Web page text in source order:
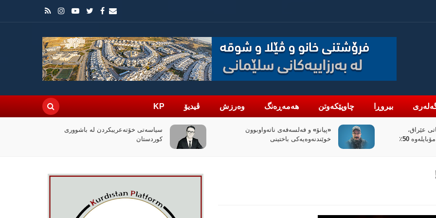
بیروڕا چاوپێکەوتن هەمەڕەنگ وەرزش ڤیدیۆ KP
سیاسەتی خۆتەعریبکردن لە باشووری
کوردستان
چۆن فیلمی (ئۆدیسە)ی کریستۆفەر نۆلان
بووبە ڕووداوێکی جیهانی؟